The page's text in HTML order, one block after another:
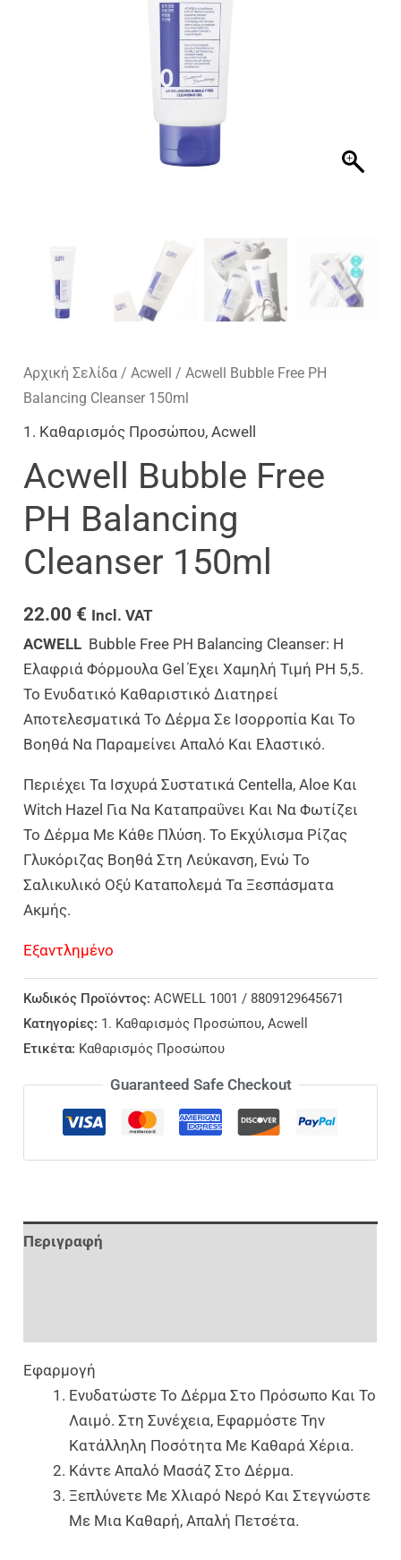
Αρχική Σελίδα /Acwell / Acwell Bubble Free PH
Balancing Cleanser 150ml
1. Καθαρισμός Προσώπου,Acwell
Acwell Bubble Free
PH Balancing
Cleanser 150ml
22.00 € Incl. VAT
ACWELL Bubble Free PH Balancing Cleanser: Η
Ελαφριά Φόρμουλα Gel Έχει Χαμηλή Τιμή PH 5,5.
Το Ενυδατικό Καθαριστικό Διατηρεί
Αποτελεσματικά Το Δέρμα Σε Ισορροπία Και Το
Βοηθά Να Παραμείνει Απαλό Και Ελαστικό.
Περιέχει Τα Ισχυρά Συστατικά Centella, Aloe Και
Witch Hazel Για Να Καταπραΰνει Και Να Φωτίζει
Το Δέρμα Με Κάθε Πλύση. Το Εκχύλισμα Ρίζας
Γλυκόριζας Βοηθά Στη Λεύκανση, Ενώ Το
Σαλικυλικό Οξύ Καταπολεμά Τα Ξεσπάσματα
Ακμής.
Εξαντλημένο
Κωδικός Προϊόντος:ACWELL 1001 / 8809129645671
Κατηγορίες: 1. Καθαρισμός Προσώπου,Acwell
Ετικέτα: Καθαρισμός Προσώπου
Guaranteed Safe Checkout
Περιγραφή
Εφαρμογή
Ενυδατώστε Το Δέρμα Στο Πρόσωπο Και Το
Λαιμό. Στη Συνέχεια, Εφαρμόστε Την
Κατάλληλη Ποσότητα Με Καθαρά Χέρια.
Κάντε Απαλό Μασάζ Στο Δέρμα.
Ξεπλύνετε Με Χλιαρό Νερό Και Στεγνώστε
Με Μια Καθαρή, Απαλή Πετσέτα.